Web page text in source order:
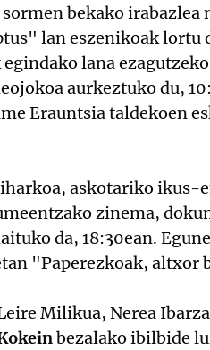
bekako irabazlea
lan eszenikoak lortu
lana
aurkeztuko du,
Erauntsia taldekoen
askotariko
zinema,
da, 18:30ean.
"Paperezkoak,
Milikua, Nerea
bezalako ibilbide